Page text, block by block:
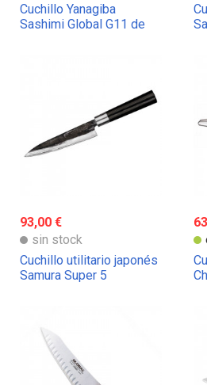
Cuchillo Yanagiba
Sashimi Global G11 de
93,00 €
sin stock
Cuchillo utilitario japonés
Samura Super 5